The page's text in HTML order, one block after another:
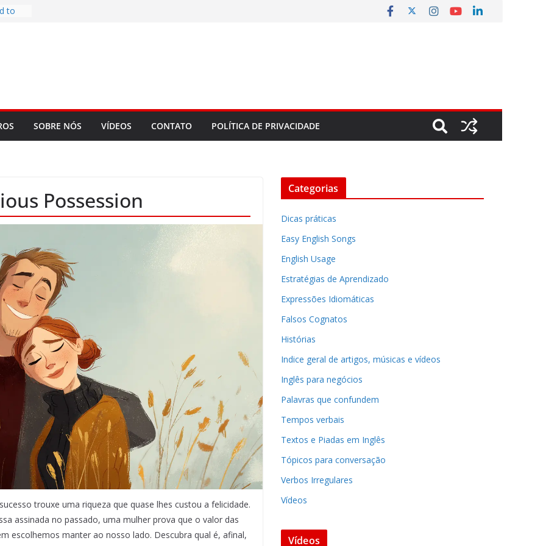
to
SOBRE NÓS VÍDEOS CONTATO POLÍTICA DE PRIVACIDADE
Possession
trouxe uma riqueza que quase lhes custou a felicidade.
assinada no passado, uma mulher prova que o valor das
escolhemos manter ao nosso lado. Descubra qual é, afinal,
Categorias
Dicas práticas
Easy English Songs
English Usage
Estratégias de Aprendizado
Expressões Idiomáticas
Falsos Cognatos
Histórias
Indice geral de artigos, músicas e vídeos
Inglês para negócios
Palavras que confundem
Tempos verbais
Textos e Piadas em Inglês
Tópicos para conversação
Verbos Irregulares
Vídeos
Vídeos